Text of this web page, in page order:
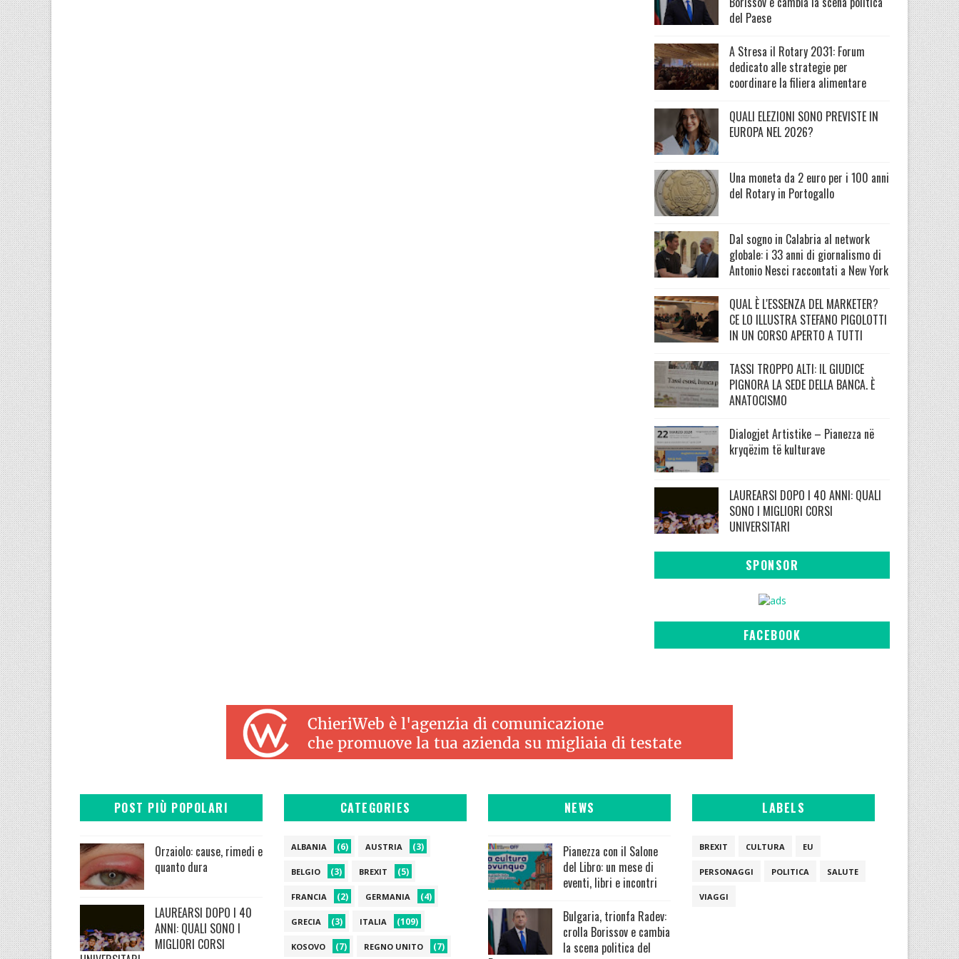
del Paese
A Stresa il Rotary 2031: Forum
dedicato alle strategie per
coordinare la filiera alimentare
QUALI ELEZIONI SONO PREVISTE IN
EUROPA NEL 2026?
Una moneta da 2 euro per i 100 anni
del Rotary in Portogallo
Dal sogno in Calabria al network
globale: i 33 anni di giornalismo di
Antonio Nesci raccontati a New York
QUAL È L'ESSENZA DEL MARKETER?
CE LO ILLUSTRA STEFANO PIGOLOTTI
IN UN CORSO APERTO A TUTTI
TASSI TROPPO ALTI: IL GIUDICE
PIGNORA LA SEDE DELLA BANCA. È
ANATOCISMO
Dialogjet Artistike – Pianezza në
kryqëzim të kulturave
LAUREARSI DOPO I 40 ANNI: QUALI
SONO I MIGLIORI CORSI
UNIVERSITARI
SPONSOR
FACEBOOK
POST PIÙ POPOLARI
Orzaiolo: cause, rimedi e
quanto dura
LAUREARSI DOPO I 40
ANNI: QUALI SONO I
MIGLIORI CORSI
CATEGORIES
ALBANIA (6) AUSTRIA (3)
BELGIO (3) BREXIT (5)
FRANCIA (2) GERMANIA (4)
GRECIA (3) ITALIA (109)
KOSOVO (7) REGNO UNITO (7)
NEWS
Pianezza con il Salone
del Libro: un mese di
eventi, libri e incontri
Bulgaria, trionfa Radev:
crolla Borissov e cambia
la scena politica del
LABELS
BREXIT CULTURA EU
PERSONAGGI POLITICA SALUTE
VIAGGI